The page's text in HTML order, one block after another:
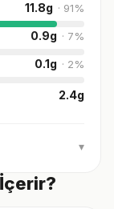
11.8g · 91%
0.9g · 7%
0.1g · 2%
2.4g
▾